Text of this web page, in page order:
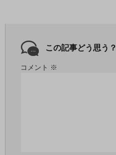
この記事どう思う？
コメント ※